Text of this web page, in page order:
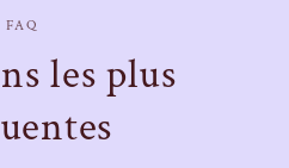
FAQ
les plus